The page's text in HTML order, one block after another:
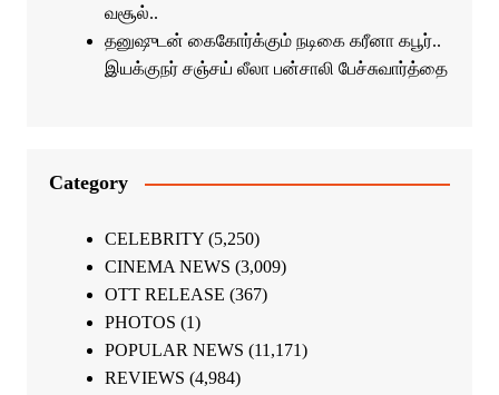
வசூல்..
தனுஷுடன் கைகோர்க்கும் நடிகை கரீனா கபூர்..
இயக்குநர் சஞ்சய் லீலா பன்சாலி பேச்சுவார்த்தை
Category
CELEBRITY(5,250)
CINEMA NEWS (3,009)
OTT RELEASE (367)
PHOTOS (1)
POPULAR NEWS (11,171)
REVIEWS (4,984)